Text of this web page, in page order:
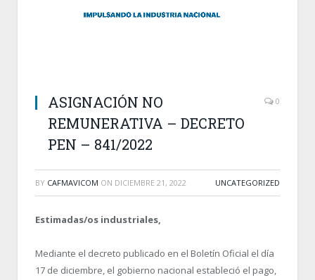
ASIGNACIÓN NO
REMUNERATIVA – DECRETO
PEN – 841/2022
0
BY CAFMAVICOM ON DICIEMBRE 21, 2022 UNCATEGORIZED
Estimadas/os industriales,
Mediante el decreto publicado en el Boletín Oficial el día
17 de diciembre, el gobierno nacional estableció el pago,